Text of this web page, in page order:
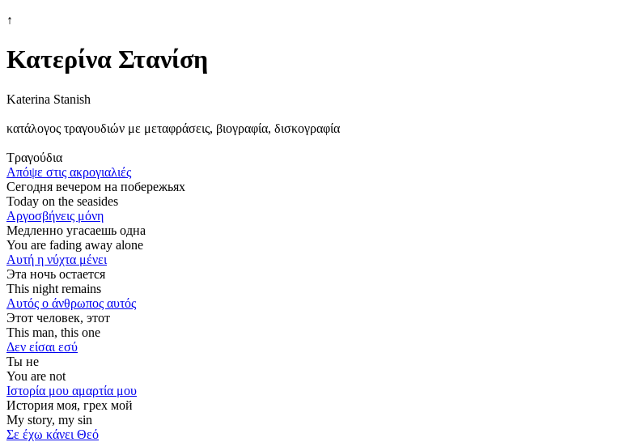
↑
Κατερίνα Στανίση
Katerina Stanish
κατάλογος τραγουδιών με μεταφράσεις, βιογραφία, δισκογραφία
Τραγούδια
Απόψε στις ακρογιαλιές
Сегодня вечером на побережьях
Today on the seasides
Αργοσβήνεις μόνη
Медленно угасаешь одна
You are fading away alone
Αυτή η νύχτα μένει
Эта ночь остается
This night remains
Αυτός ο άνθρωπος αυτός
Этот человек, этот
This man, this one
Δεν είσαι εσύ
Ты не
You are not
Ιστορία μου αμαρτία μου
История моя, грех мой
My story, my sin
Σε έχω κάνει Θεό